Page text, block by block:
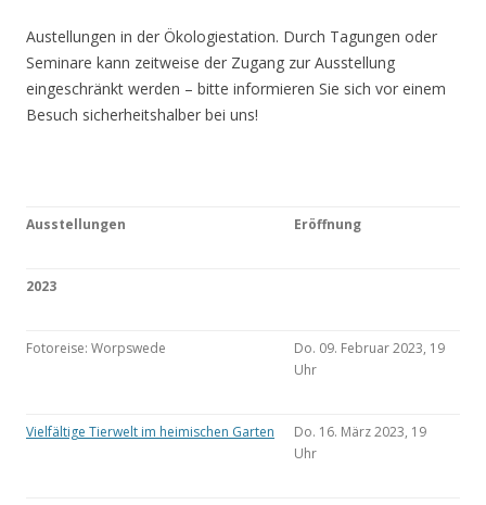
Austellungen in der Ökologiestation. Durch Tagungen oder
Seminare kann zeitweise der Zugang zur Ausstellung
eingeschränkt werden – bitte informieren Sie sich vor einem
Besuch sicherheitshalber bei uns!
Ausstellungen Eröffnung
2023
Fotoreise: Worpswede
Do. 09. Februar 2023, 19
Uhr
Vielfältige Tierwelt im heimischen Garten
Do. 16. März 2023, 19
Uhr